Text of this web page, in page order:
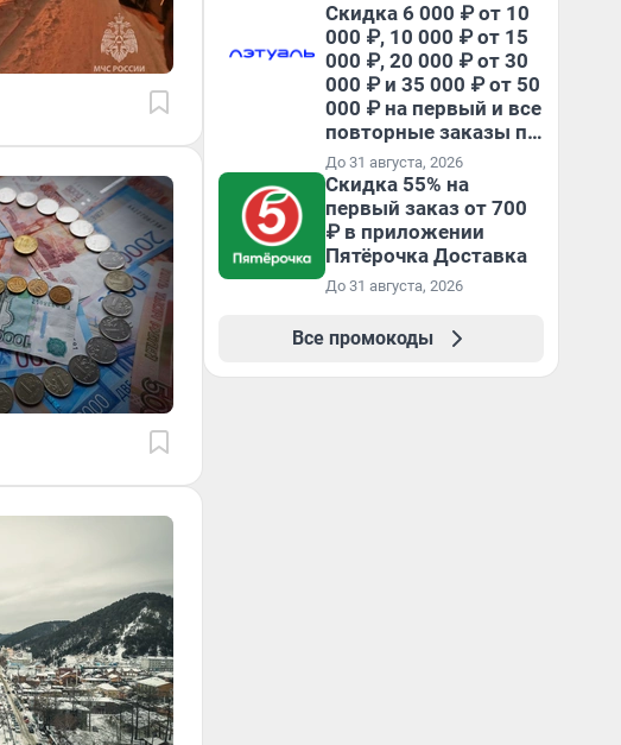
Скидка 6 000 ₽ от 10
000 ₽, 10 000 ₽ от 15
000 ₽, 20 000 ₽ от 30
000 ₽ и 35 000 ₽ от 50
000 ₽ на первый и все
повторные заказы по
промокоду НАБЕРИ
До 31 августа, 2026
Скидка 55% на
первый заказ от 700
₽ в приложении
Пятёрочка Доставка
До 31 августа, 2026
Все промокоды